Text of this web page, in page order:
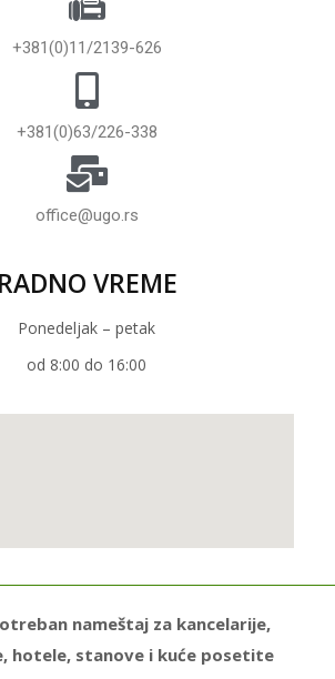
+381(0)11/2139-626
+381(0)63/226-338
office@ugo.rs
RADNO VREME
Ponedeljak – petak
od 8:00 do 16:00
nameštaj za kancelarije,
hotele, stanove i kuće posetite